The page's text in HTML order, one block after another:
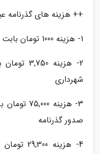
++ هزینه های گذرنامه
1- هزینه 1000 تومان بابت شناسه
2- هزینه
شهرداری
3- هزینه
صدور گذرنامه